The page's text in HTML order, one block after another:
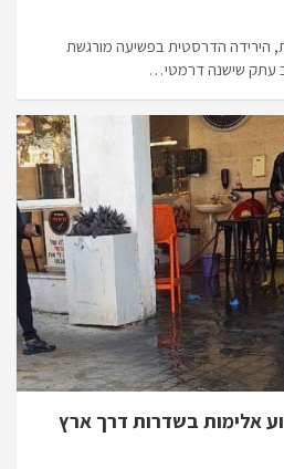
הירידה הדרסטית בפשיעה מורגשת
עתק שישנה דרמטי…